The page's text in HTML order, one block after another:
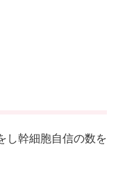
し幹細胞自信の数を